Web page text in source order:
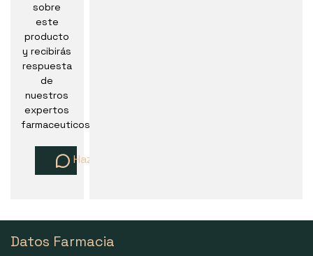
sobre
este
producto
y recibirás
respuesta
de
nuestros
expertos
farmaceuticos
Haz una pregunta
Datos Farmacia